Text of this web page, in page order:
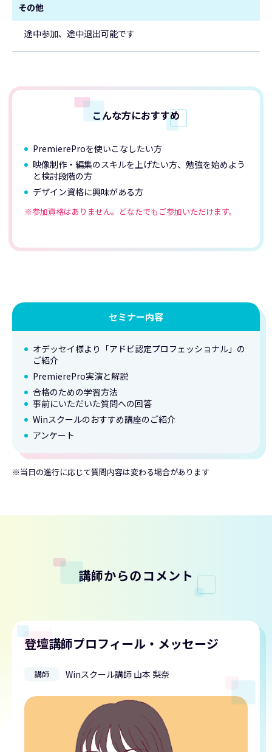
その他
途中参加、途中退出可能です
こんな方におすすめ
PremiereProを使いこなしたい方
映像制作・編集のスキルを上げたい方、勉強を始めよう
と検討段階の方
デザイン資格に興味がある方
参加資格はありません。どなたでもご参加いただけます。
セミナー内容
オデッセイ様より「アドビ認定プロフェッショナル」の
ご紹介
PremierePro実演と解説
合格のための学習方法
事前にいただいた質問への回答
Winスクールのおすすめ講座のご紹介
アンケート
当日の進行に応じて質問内容は変わる場合があります
講師からのコメント
登壇講師プロフィール・メッセージ
講師 Winスクール講師 山本 梨奈